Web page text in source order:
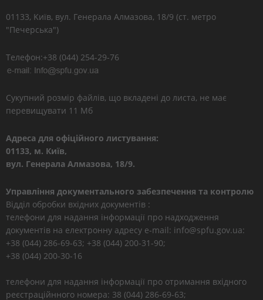
01133, Kиїв, вул. Генерала Алмазова, 18/9 (ст. метро
"Печерська")
Телефон:+38 (044) 254-29-76
Сукупний розмір файлів, що вкладені до листа, не має
перевищувати 11 Мб
Адреса для офіційного листування:
01133, м. Київ,
вул. Генерала Алмазова, 18/9.
Управління документального забезпечення та контролю
Відділ обробки вхідних документів :
телефони для надання інформації про надходження
документів на електронну адресу e-mail: info@spfu.gov.ua:
+38 (044) 286-69-63; +38 (044) 200-31-90;
+38 (044) 200-30-16
телефони для надання інформації про отримання вхідного
реєстраційнного номера: 38 (044) 286-69-63;